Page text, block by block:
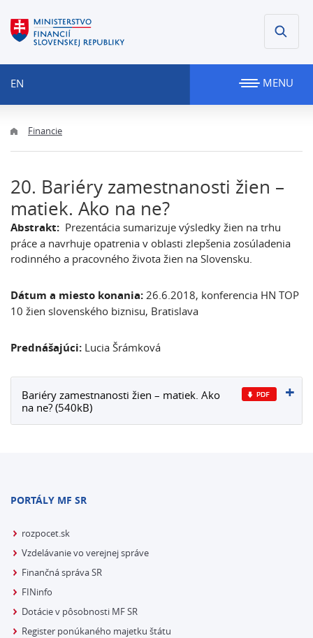
EN MENU
Financie
20. Bariéry zamestnanosti žien –
matiek. Ako na ne?
Abstrakt: Prezentácia sumarizuje výsledky žien na trhu
práce a navrhuje opatrenia v oblasti zlepšenia zosúladenia
rodinného a pracovného života žien na Slovensku.
Dátum a miesto konania: 26.6.2018, konferencia HN TOP
10 žien slovenského biznisu, Bratislava
Prednášajúci: Lucia Šrámková
Bariéry zamestnanosti žien – matiek. Ako
na ne? (540kB)
PORTÁLY MF SR
rozpocet.sk
Vzdelávanie vo verejnej správe
Finančná správa SR
FINinfo
Dotácie v pôsobnosti MF SR
Register ponúkaného majetku štátu